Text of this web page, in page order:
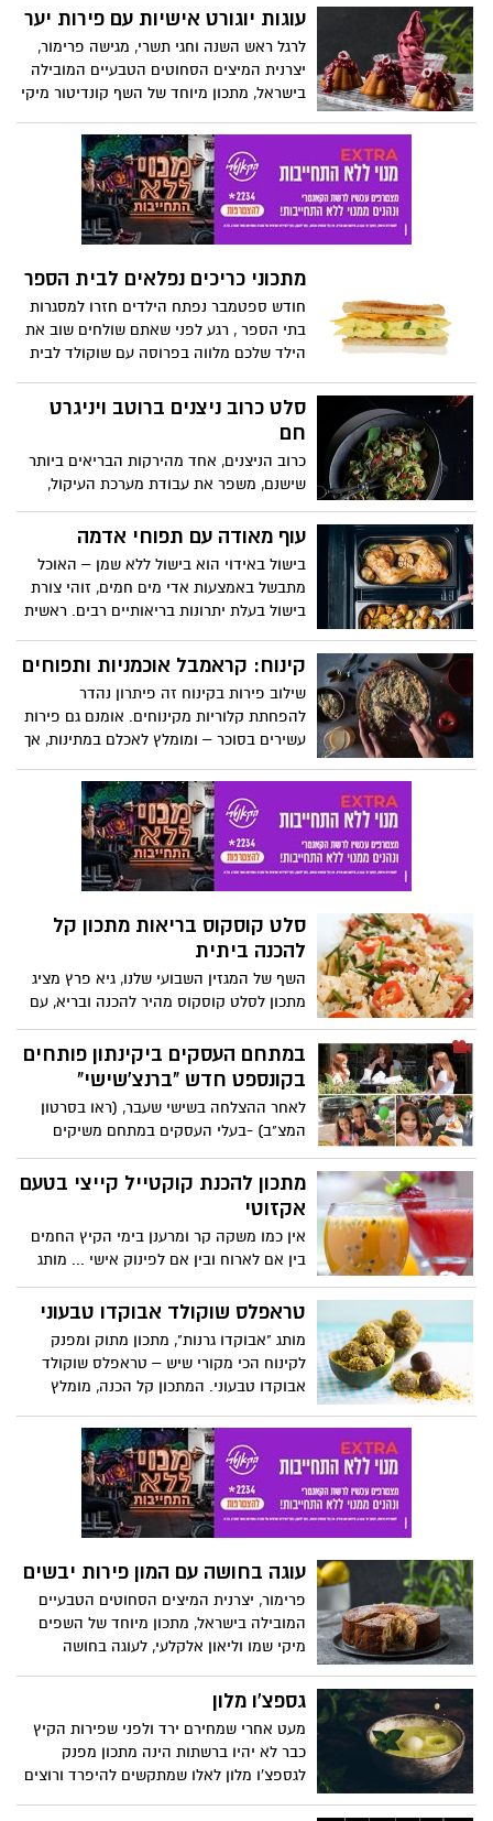
מבית טיקנה (TEEAKNNE), מציע מתכון מנצח
ללא אלכוהול –וירג'ן מוחיטו, לרגל השקת
סדרת חליטות קרות: COOL SANSATIONS .
עוגות יוגורט אישיות עם פירות יער
לרגל ראש השנה וחגי תשרי, מגישה פרימור,
יצרנית המיצים הסחוטים הטבעיים המובילה
בישראל, מתכון מיוחד של השף קונדיטור מיקי
העוגות בשילוב מיץ רימונים סחוט טבעי של
פרימור, מתאימות לאירוח בימי החג וכקינוח,
לצד שתייה חמה או קרה.
מתכוני כריכים נפלאים לבית הספר
חודש ספטמבר נפתח הילדים חזרו למסגרות
בתי הספר , רגע לפני שאתם שולחים שוב את
הילד שלכם מלווה בפרוסה עם שוקולד לבית
ובריאים
סלט כרוב ניצנים ברוטב ויניגרט
חם
כרוב הניצנים, אחד מהירקות הבריאים ביותר
שישנם, משפר את עבודת מערכת העיקול,
עשיר בחומצה פולית ולכן מומלץ ביותר לנשים
בהריון ולילדים. המנה משלבת גם שמרי בירה
אבץ, אשלגן וזרחן, וגרגירי הרימון שלא רק
מתקשרים לברכת החג, אלא תורמים לפעילות
נוגדת חמצון.
עוף מאודה עם תפוחי אדמה
בישול באידוי הוא בישול ללא שמן – האוכל
מתבשל באמצעות אדי מים חמים, זוהי צורת
בישול בעלת יתרונות בריאותיים רבים. ראשית
שמוסיף ערך קלורי למזון, שנית - האידוי שומר
על מינרליים וערכים תזונתיים הרבה יותר
מאפיה או בישול.
קינוח: קראמבל אוכמניות ותפוחים
שילוב פירות בקינוח זה פיתרון נהדר
להפחתת קלוריות מקינוחים. אומנם גם פירות
עשירים בסוכר – ומומלץ לאכלם במתינות, אך
לצד הפירות מכיל הקינוח גם שיבולת שועל
אשר עשירה גם היא בסיבים תזונתיים,
ומסייעת לפעולת מערכת העיכול, בייחוד
לאחר ארוחת חג כבדה.
סלט קוסקוס בריאות מתכון קל
להכנה ביתית
השף של המגזין השבועי שלנו, גיא פרץ מציג
מתכון לסלט קוסקוס מהיר להכנה ובריא, עם
ירקות, עשבי תיבול ועוד. נהדר כתוספת או
כארוחה קלילה. מה היתרונות הבריאותיים של
קוסקוס אורגינל במדור המתכונים של אתר
המקומון של נס ציונה
במתחם העסקים ביקינתון פותחים
בקונספט חדש "ברנצ'שישי"
לאחר ההצלחה בשישי שעבר, (ראו בסרטון
המצ"ב) -בעלי העסקים במתחם משיקים
במתחם בראנץ' שישי טרי בשיתוף פעולה של:
פיצה אותנטיקה, בא-גט, פינוקצ'ין ופרי חדש.
,לא תאמינו איזה תפריט הם הכינו !!!
מתכון להכנת קוקטייל קייצי בטעם
אקזוטי
אין כמו משקה קר ומרענן בימי הקיץ החמים
בין אם לארוח ובין אם לפינוק אישי ... מותג
התה והחליטות הבינלאומי פומפדור מבית
טיקנה(TEEAKNNE), מציע מתכון מנצח
חליטות קרות: COOL SANSATION היחידה
בישראל המיועדת להכנת תה קר ומוצעת
בטעמים אקזוטים של תות שדה-תפוז,
מוחיטו-פירות יער ואפרסק-פסיפלורה, עם כל
היתרונות הבריאותיים: ללא קפאין, ללא
קלוריות וללא סוכר.
טראפלס שוקולד אבוקדו טבעוני
מותג "אבוקדו גרנות", מתכון מתוק ומפנק
לקינוח הכי מקורי שיש – טראפלס שוקולד
אבוקדו טבעוני. המתכון קל הכנה, מומלץ
בחופשת הקיץ וליהנות מפינוק מתוק, טעים
ומיוחד, בעל ערכים תזונתיים נפלאים של פרי
האבוקדו. קיץ שמח ומהנה
עוגה בחושה עם המון פירות יבשים
פרימור, יצרנית המיצים הסחוטים הטבעיים
המובילה בישראל, מתכון מיוחד של השפים
מיקי שמו וליאון אלקלעי, לעוגה בחושה
יבשים.
גספצ'ו מלון
מעט אחרי שמחירם ירד ולפני שפירות הקיץ
כבר לא יהיו ברשתות הינה מתכון מפנק
לגספצ'ו מלון לאלו שמתקשים להיפרד ורוצים